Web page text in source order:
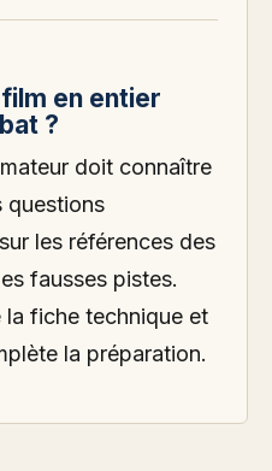
en entier
?
doit connaître
questions
les références des
fausses pistes.
la fiche technique et
la préparation.